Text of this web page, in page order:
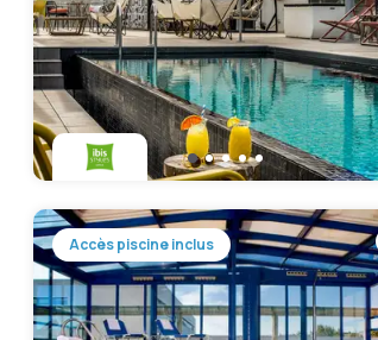
Accès piscine inclus